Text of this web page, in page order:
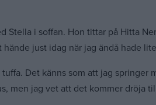
Stella i soffan. Hon tittar på Hitta
hände just idag när jag ändå hade
Det känns som att jag
men jag vet att det kommer dröja